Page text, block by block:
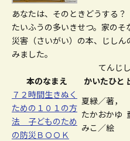
あなたは、そのときどうする？
たいふうの多いきせつ。家のそ
災害（さいがい）の本、じし
みました。
てんじ
本のなまえ
かいたひと
７２時間生きぬく
ための１０１の方
法 子どものため
の防災ＢＯＯＫ
夏緑／著，
たかおかゆ
みこ／絵